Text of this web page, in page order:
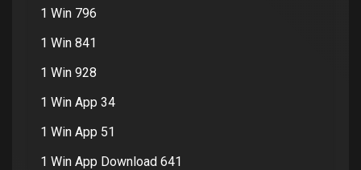
1 Win 796
1 Win 841
1 Win 928
1 Win App 34
1 Win App 51
1 Win App Download 641